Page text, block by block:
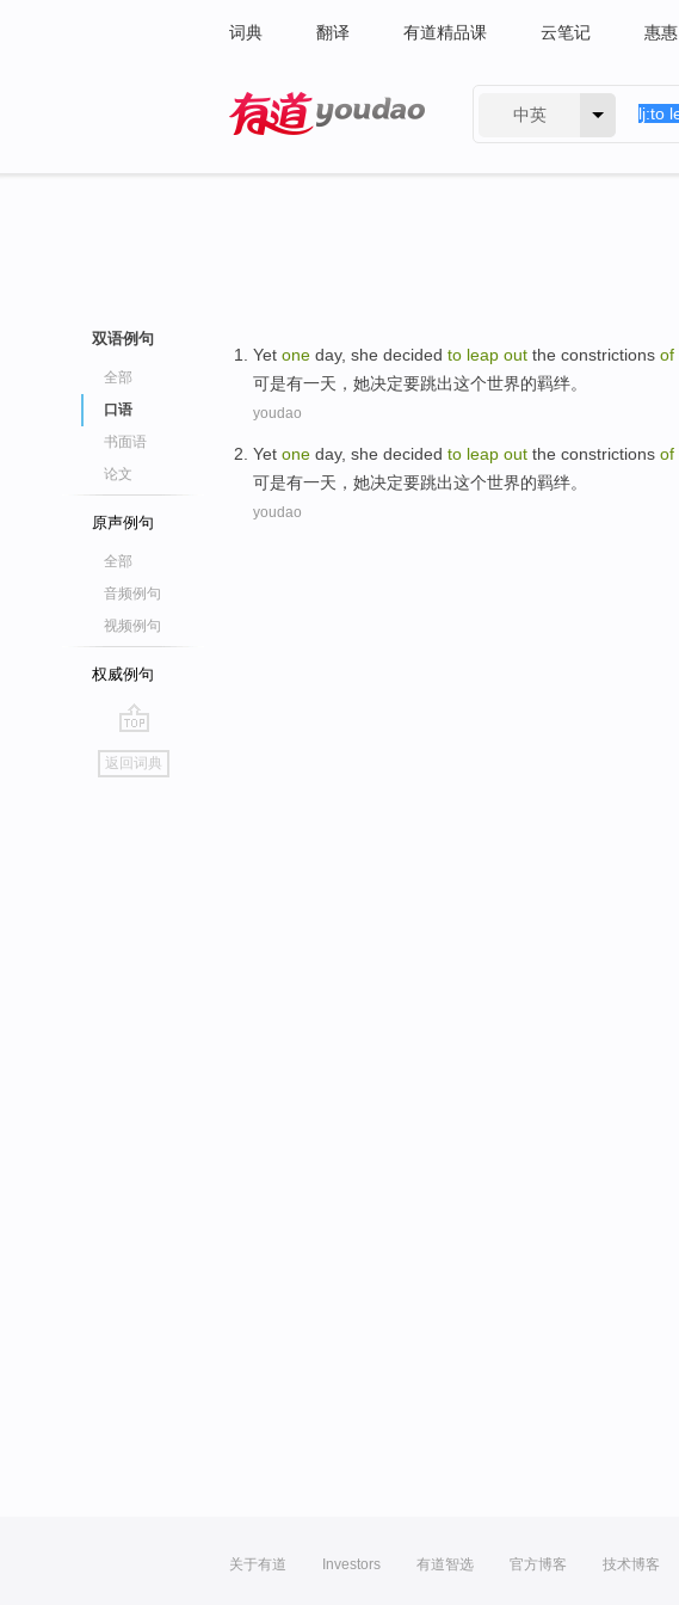
词典 翻译 有道精品课 云笔记 惠惠
中英
双语例句
全部
口语
书面语
论文
原声例句
全部
音频例句
视频例句
权威例句
go
top
返回词典
Yet one day, she decided to leap out the constrictions of
可是有一天 ， 她决定要跳出这个世界的羁绊。
youdao
Yet one day, she decided to leap out the constrictions of
可是有一天 ， 她决定要跳出这个世界的羁绊。
youdao
关于有道 Investors 有道智选 官方博客 技术博客